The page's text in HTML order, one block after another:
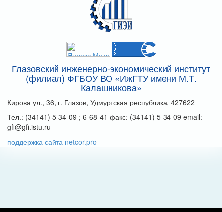
Глазовский инженерно-экономический институт
(филиал) ФГБОУ ВО «ИжГТУ имени М.Т.
Калашникова»
Кирова ул., 36, г. Глазов, Удмуртская республика, 427622
Тел.: (34141) 5-34-09 ; 6-68-41 факс: (34141) 5-34-09 email:
gfi@gfi.istu.ru
поддержка сайта netcor.pro